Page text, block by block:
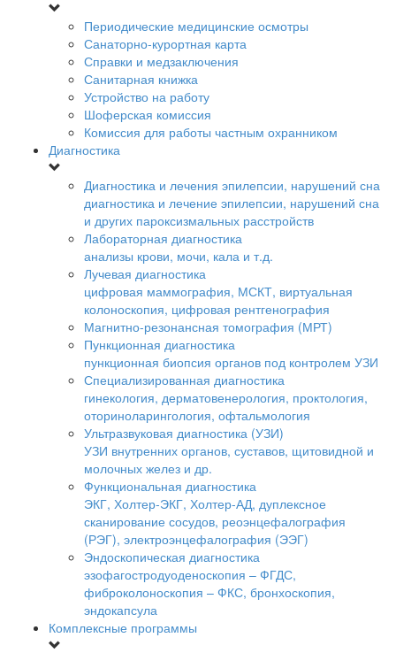
Периодические медицинские осмотры
Санаторно-курортная карта
Справки и медзаключения
Санитарная книжка
Устройство на работу
Шоферская комиссия
Комиссия для работы частным охранником
Диагностика
Диагностика и лечения эпилепсии, нарушений сна
диагностика и лечение эпилепсии, нарушений сна
и других пароксизмальных расстройств
Лабораторная диагностика
анализы крови, мочи, кала и т.д.
Лучевая диагностика
цифровая маммография, МСКТ, виртуальная
колоноскопия, цифровая рентгенография
Магнитно-резонансная томография (МРТ)
Пункционная диагностика
пункционная биопсия органов под контролем УЗИ
Специализированная диагностика
гинекология, дерматовенерология, проктология,
оториноларингология, офтальмология
Ультразвуковая диагностика (УЗИ)
УЗИ внутренних органов, суставов, щитовидной и
молочных желез и др.
Функциональная диагностика
ЭКГ, Холтер-ЭКГ, Холтер-АД, дуплексное
сканирование сосудов, реоэнцефалография
(РЭГ), электроэнцефалография (ЭЭГ)
Эндоскопическая диагностика
эзофагостродуоденоскопия – ФГДС,
фиброколоноскопия – ФКС, бронхоскопия,
эндокапсула
Комплексные программы